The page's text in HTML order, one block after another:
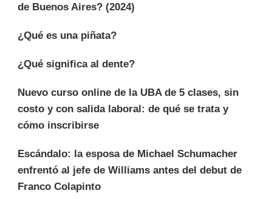
de Buenos Aires? (2024)
¿Qué es una piñata?
¿Qué significa al dente?
Nuevo curso online de la UBA de 5 clases, sin
costo y con salida laboral: de qué se trata y
cómo inscribirse
Escándalo: la esposa de Michael Schumacher
enfrentó al jefe de Williams antes del debut de
Franco Colapinto